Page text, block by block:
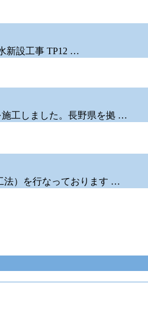
新設工事 TP12 …
工しました。長野県を拠 …
法）を行なっております …